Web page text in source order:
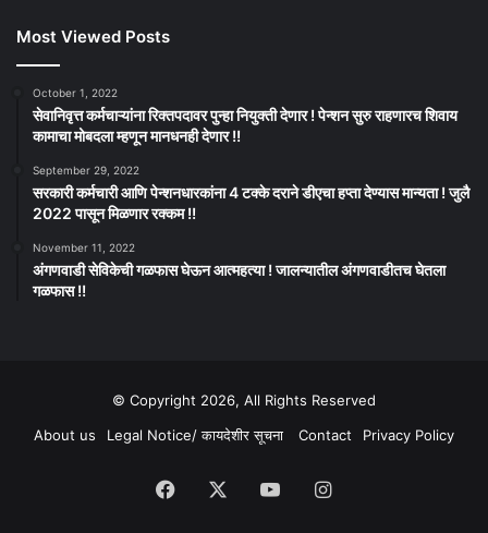
Most Viewed Posts
October 1, 2022
सेवानिवृत्त कर्मचाऱ्यांना रिक्तपदावर पुन्हा नियुक्ती देणार ! पेन्शन सुरु राहणारच शिवाय
कामाचा मोबदला म्हणून मानधनही देणार !!
September 29, 2022
सरकारी कर्मचारी आणि पेन्शनधारकांना 4 टक्के दराने डीएचा हप्ता देण्यास मान्यता ! जुलै
2022 पासून मिळणार रक्कम !!
November 11, 2022
अंगणवाडी सेविकेची गळफास घेऊन आत्महत्या ! जालन्यातील अंगणवाडीतच घेतला
गळफास !!
© Copyright 2026, All Rights Reserved
About us
Legal Notice/ कायदेशीर सूचना Contact Privacy Policy
Facebook YouTubeInstagram